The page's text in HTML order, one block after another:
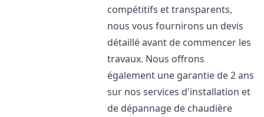
compétitifs et transparents,
nous vous fournirons un devis
détaillé avant de commencer les
travaux. Nous offrons
également une garantie de 2 ans
sur nos services d'installation et
de dépannage de chaudière